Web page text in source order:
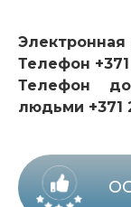
Электронная
Телефон
Телефон
людьми +371